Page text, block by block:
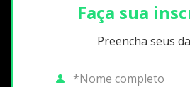
Faça sua
Preencha seus